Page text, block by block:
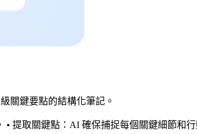
關鍵要點的結構化筆記。
提取關鍵點：AI 確保捕捉每個關鍵細節和